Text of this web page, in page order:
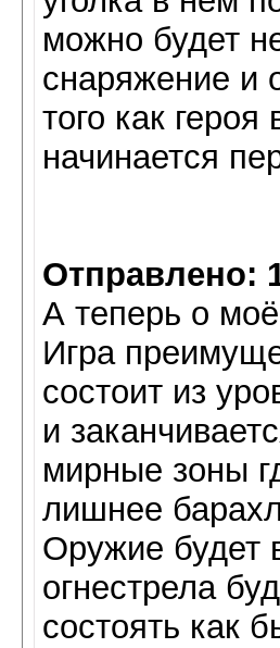
можно будет
снаряжение и
того как
начинается
Отправлено:
А теперь о
Игра
состоит из
и
мирные зоны
лишнее
Оружие будет
огнестрела
состоять как